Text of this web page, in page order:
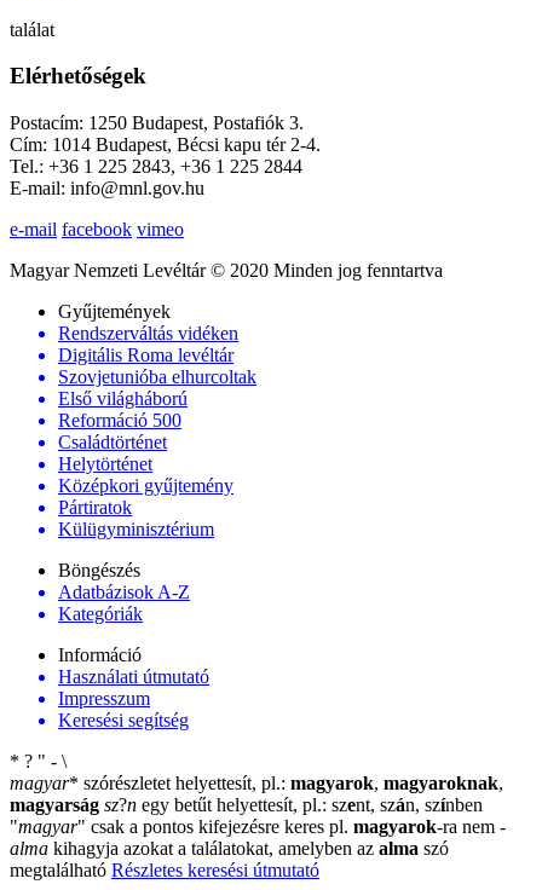
találat
Elérhetőségek
Postacím: 1250 Budapest, Postafiók 3.
Cím: 1014 Budapest, Bécsi kapu tér 2-4.
Tel.: +36 1 225 2843, +36 1 225 2844
E-mail: info@mnl.gov.hu
e-mail facebook vimeo
Magyar Nemzeti Levéltár © 2020 Minden jog fenntartva
Gyűjtemények
Rendszerváltás vidéken
Digitális Roma levéltár
Szovjetunióba elhurcoltak
Első világháború
Reformáció 500
Családtörténet
Helytörténet
Középkori gyűjtemény
Pártiratok
Külügyminisztérium
Böngészés
Adatbázisok A-Z
Kategóriák
Információ
Használati útmutató
Impresszum
Keresési segítség
* ? " - \
magyar* szórészletet helyettesít, pl.: magyarok, magyaroknak,
magyarság sz?n egy betűt helyettesít, pl.: szent, szán, színben
"magyar" csak a pontos kifejezésre keres pl. magyarok-ra nem -
alma kihagyja azokat a találatokat, amelyben az alma szó
megtalálható Részletes keresési útmutató